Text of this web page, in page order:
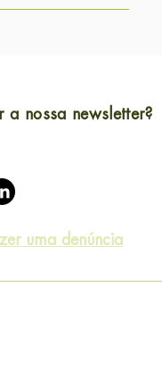
nossa newsletter?
uma denúncia